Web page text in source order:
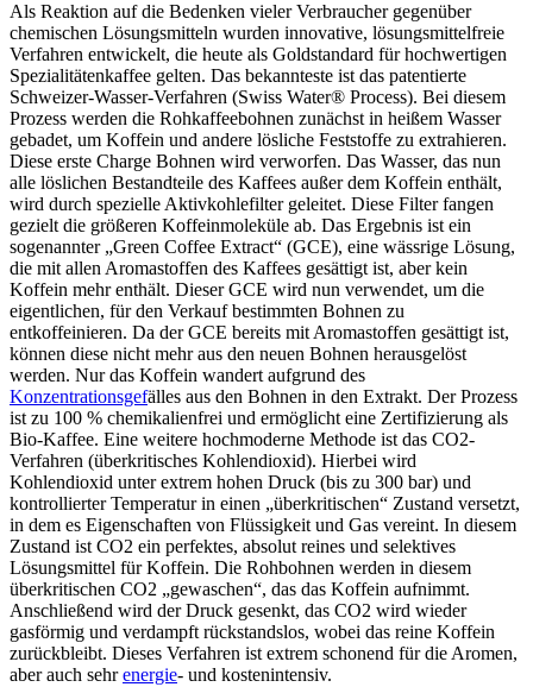
Als Reaktion auf die Bedenken vieler Verbraucher gegenüber
chemischen Lösungsmitteln wurden innovative, lösungsmittelfreie
Verfahren entwickelt, die heute als Goldstandard für hochwertigen
Spezialitätenkaffee gelten. Das bekannteste ist das patentierte
Schweizer-Wasser-Verfahren (Swiss Water® Process). Bei diesem
Prozess werden die Rohkaffeebohnen zunächst in heißem Wasser
gebadet, um Koffein und andere lösliche Feststoffe zu extrahieren.
Diese erste Charge Bohnen wird verworfen. Das Wasser, das nun
alle löslichen Bestandteile des Kaffees außer dem Koffein enthält,
wird durch spezielle Aktivkohlefilter geleitet. Diese Filter fangen
gezielt die größeren Koffeinmoleküle ab. Das Ergebnis ist ein
sogenannter „Green Coffee Extract“ (GCE), eine wässrige Lösung,
die mit allen Aromastoffen des Kaffees gesättigt ist, aber kein
Koffein mehr enthält. Dieser GCE wird nun verwendet, um die
eigentlichen, für den Verkauf bestimmten Bohnen zu
entkoffeinieren. Da der GCE bereits mit Aromastoffen gesättigt ist,
können diese nicht mehr aus den neuen Bohnen herausgelöst
werden. Nur das Koffein wandert aufgrund des
Konzentrationsgefälles aus den Bohnen in den Extrakt. Der Prozess
ist zu 100 % chemikalienfrei und ermöglicht eine Zertifizierung als
Bio-Kaffee. Eine weitere hochmoderne Methode ist das CO2-
Verfahren (überkritisches Kohlendioxid). Hierbei wird
Kohlendioxid unter extrem hohen Druck (bis zu 300 bar) und
kontrollierter Temperatur in einen „überkritischen“ Zustand versetzt,
in dem es Eigenschaften von Flüssigkeit und Gas vereint. In diesem
Zustand ist CO2 ein perfektes, absolut reines und selektives
Lösungsmittel für Koffein. Die Rohbohnen werden in diesem
überkritischen CO2 „gewaschen“, das das Koffein aufnimmt.
Anschließend wird der Druck gesenkt, das CO2 wird wieder
gasförmig und verdampft rückstandslos, wobei das reine Koffein
zurückbleibt. Dieses Verfahren ist extrem schonend für die Aromen,
aber auch sehrenergie- und kostenintensiv.